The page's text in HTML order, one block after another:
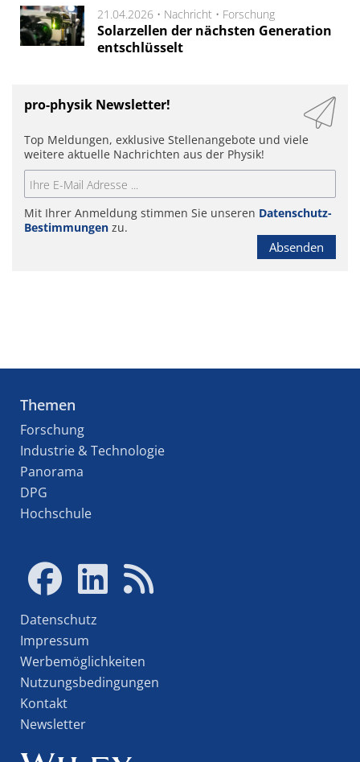
21.04.2026 • Nachricht • Forschung
Solarzellen der nächsten Generation
entschlüsselt
pro-physik Newsletter!
Top Meldungen, exklusive Stellenangebote und viele
weitere aktuelle Nachrichten aus der Physik!
Mit Ihrer Anmeldung stimmen Sie unseren Datenschutz-
Bestimmungen zu.
Absenden
Themen
Forschung
Industrie & Technologie
Panorama
DPG
Hochschule
Datenschutz
Impressum
Werbemöglichkeiten
Nutzungsbedingungen
Kontakt
Newsletter